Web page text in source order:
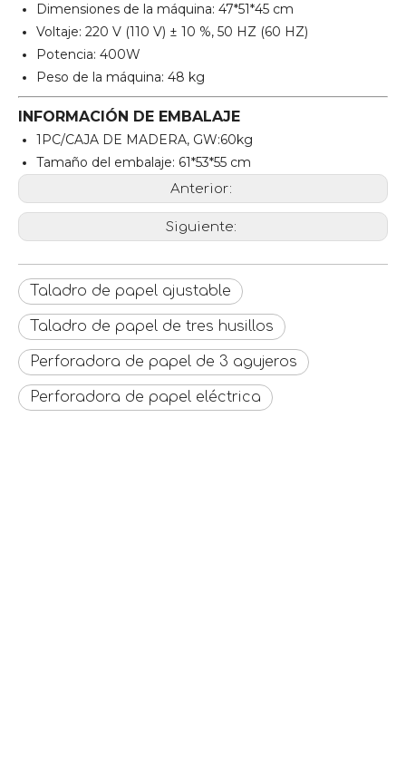
Dimensiones de la máquina: 47*51*45 cm
Voltaje: 220 V (110 V) ± 10 %, 50 HZ (60 HZ)
Potencia: 400W
Peso de la máquina: 48 kg
INFORMACIÓN DE EMBALAJE
1PC/CAJA DE MADERA, GW:60kg
Tamaño del embalaje: 61*53*55 cm
Anterior:
Siguiente:
Taladro de papel ajustable
Taladro de papel de tres husillos
Perforadora de papel de 3 agujeros
Perforadora de papel eléctrica